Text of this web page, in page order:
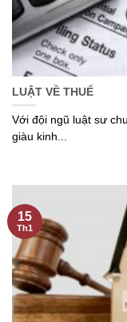
LUẬT VỀ THUẾ
Với đội ngũ luật sư
giàu kinh...
15
Th1